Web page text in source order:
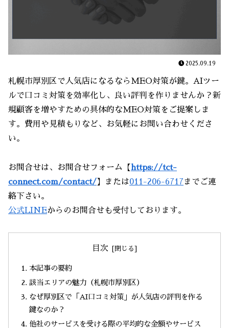
2025.09.19
札幌市厚別区で人気店になるならMEO対策が鍵。AIツー
ルで口コミ対策を効率化し、良い評判を作りませんか？新
規顧客を増やすための具体的なMEO対策をご提案しま
す。費用や見積もりなど、お気軽にお問い合わせくださ
い。
お問合せは、お問合せフォーム【 https://tct-
connect.com/contact/ 】または011-206-6717までご連
絡下さい。
公式LINEからのお問合せも受付しております。
目次
本記事の要約
該当エリアの魅力（札幌市厚別区）
なぜ厚別区で「AI口コミ対策」が人気店の評判を作る
鍵なのか？
他社のサービスを受ける際の平均的な金額やサービス